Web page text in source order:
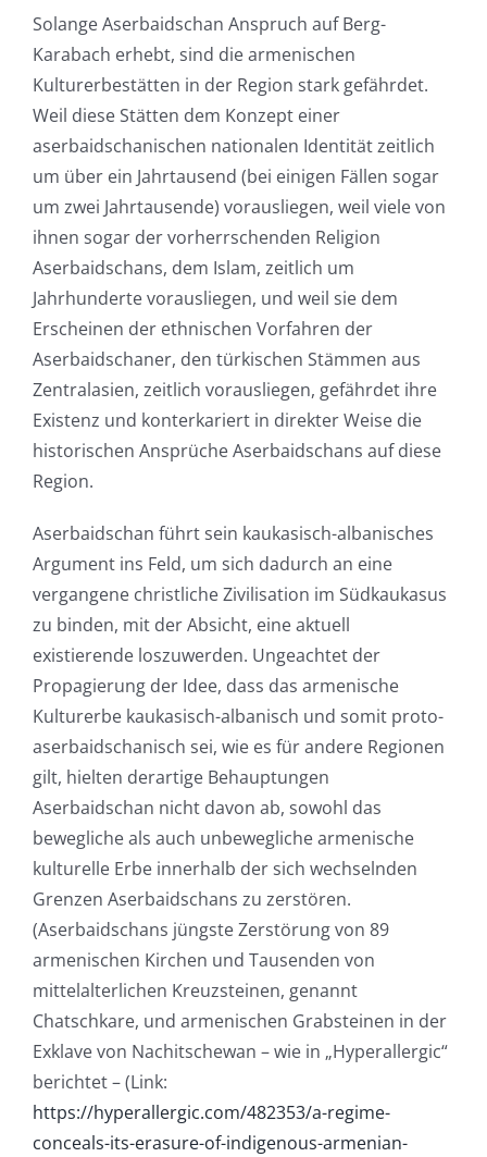
Solange Aserbaidschan Anspruch auf Berg-
Karabach erhebt, sind die armenischen
Kulturerbestätten in der Region stark gefährdet.
Weil diese Stätten dem Konzept einer
aserbaidschanischen nationalen Identität zeitlich
um über ein Jahrtausend (bei einigen Fällen sogar
um zwei Jahrtausende) vorausliegen, weil viele von
ihnen sogar der vorherrschenden Religion
Aserbaidschans, dem Islam, zeitlich um
Jahrhunderte vorausliegen, und weil sie dem
Erscheinen der ethnischen Vorfahren der
Aserbaidschaner, den türkischen Stämmen aus
Zentralasien, zeitlich vorausliegen, gefährdet ihre
Existenz und konterkariert in direkter Weise die
historischen Ansprüche Aserbaidschans auf diese
Region.
Aserbaidschan führt sein kaukasisch-albanisches
Argument ins Feld, um sich dadurch an eine
vergangene christliche Zivilisation im Südkaukasus
zu binden, mit der Absicht, eine aktuell
existierende loszuwerden. Ungeachtet der
Propagierung der Idee, dass das armenische
Kulturerbe kaukasisch-albanisch und somit proto-
aserbaidschanisch sei, wie es für andere Regionen
gilt, hielten derartige Behauptungen
Aserbaidschan nicht davon ab, sowohl das
bewegliche als auch unbewegliche armenische
kulturelle Erbe innerhalb der sich wechselnden
Grenzen Aserbaidschans zu zerstören.
(Aserbaidschans jüngste Zerstörung von 89
armenischen Kirchen und Tausenden von
mittelalterlichen Kreuzsteinen, genannt
Chatschkare, und armenischen Grabsteinen in der
Exklave von Nachitschewan – wie in „Hyperallergic“
berichtet – (Link:
https://hyperallergic.com/482353/a-regime-
conceals-its-erasure-of-indigenous-armenian-